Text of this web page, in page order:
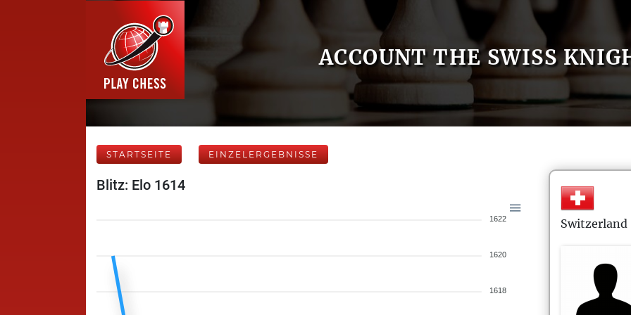
ACCOUNT THE SWISS
STARTSEITE EINZELERGEBNISSE
Blitz: Elo 1614
1622
1620
1618
Switzerland